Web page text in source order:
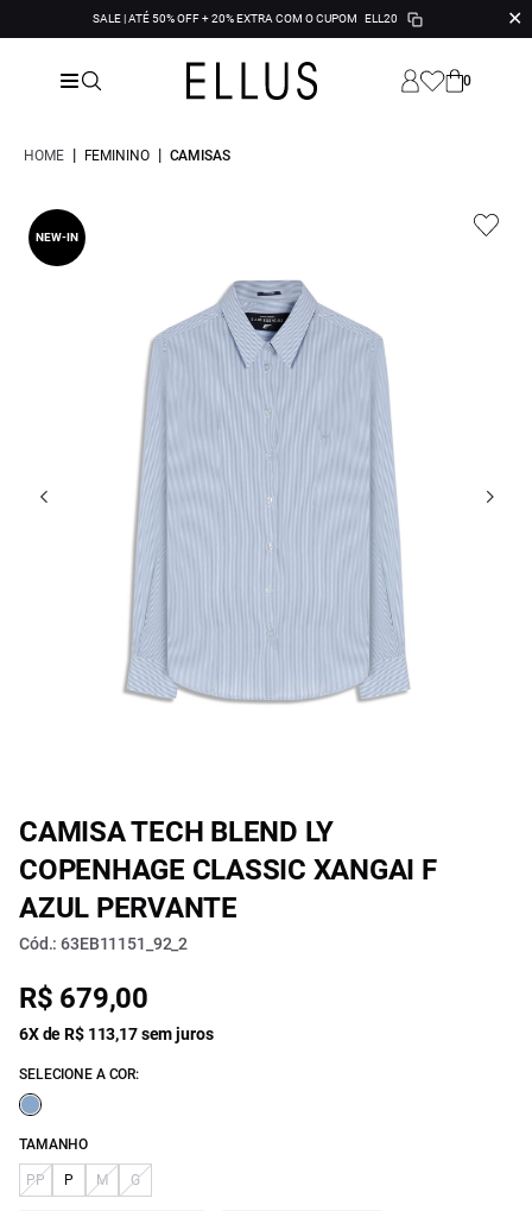
SALE | ATÉ 50% OFF + 20% EXTRA COM O CUPOM ELL20 ✕
0
HOME | FEMININO | CAMISAS
NEW-IN
CAMISA TECH BLEND LY
COPENHAGE CLASSIC XANGAI F
AZUL PERVANTE
Cód.: 63EB11151_92_2
R$ 679,00
6X de R$ 113,17 sem juros
SELECIONE A COR:
TAMANHO
PP P M G